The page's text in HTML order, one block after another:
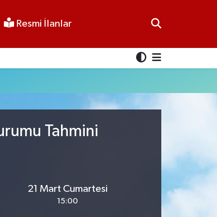
Resmi İlanlar
Tahmini
21 Mart Cumartesi
15:00